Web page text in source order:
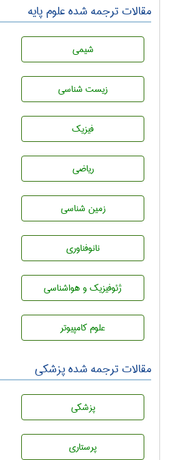
مقالات ترجمه شده علوم پایه
شيمی
زيست شناسی
فیزیک
رياضی
زمين شناسی
نانوفناوری
ژئوفيزيك و هواشناسی
علوم کامپیوتر
مقالات ترجمه شده پزشکی
پزشكی
پرستاری